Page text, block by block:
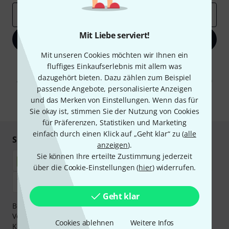
Mit Liebe serviert!
Mit unseren Cookies möchten wir Ihnen ein
fluffiges Einkaufserlebnis mit allem was
dazugehört bieten. Dazu zählen zum Beispiel
passende Angebote, personalisierte Anzeigen
und das Merken von Einstellungen. Wenn das für
Sie okay ist, stimmen Sie der Nutzung von Cookies
für Präferenzen, Statistiken und Marketing
einfach durch einen Klick auf „Geht klar“ zu (alle
anzeigen).
Sie können Ihre erteilte Zustimmung jederzeit
über die Cookie-Einstellungen (hier) widerrufen.
Geht klar
Cookies ablehnen Weitere Infos
Jetzt anmelden
Mit Klick auf „Jetzt anmelden“ stimmen Sie dem Erhalt von E-Mail-
Werbung und einer Messung des E-Mail-Nutzungsverhaltens zu. Die
Abmeldung ist jederzeit möglich. Weitere Informationen finden Sie in
unserenDatenschutzhinweisen.
* Pflichtfeld
Sicher einkaufen & bezahlen
Bezahlen Sie vertraulich und sicher per Nachnahme,
Vorkasse, PayPal, Amazon Pay,
Klarna Ratenzahlungoder Kreditkarte.